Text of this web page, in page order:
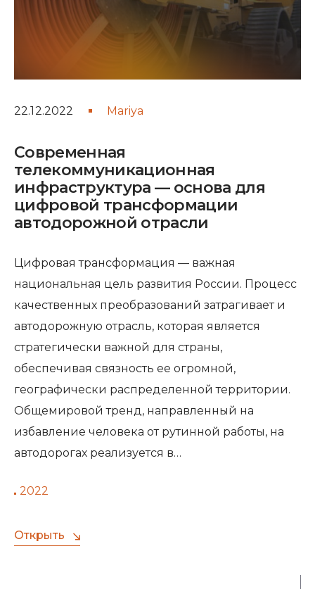
22.12.2022 Mariya
Современная
телекоммуникационная
инфраструктура — основа для
цифровой трансформации
автодорожной отрасли
Цифровая трансформация — важная
национальная цель развития России. Процесс
качественных преобразований затрагивает и
автодорожную отрасль, которая является
стратегически важной для страны,
обеспечивая связность ее огромной,
географически распределенной территории.
Общемировой тренд, направленный на
избавление человека от рутинной работы, на
автодорогах реализуется в…
2022
Открыть